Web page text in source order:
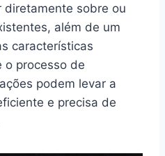
diretamente sobre ou
além de um
características
o processo de
podem levar a
e precisa de